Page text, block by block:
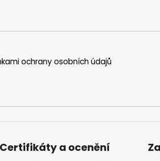
ochrany osobních údajů
Certifikáty a ocenění